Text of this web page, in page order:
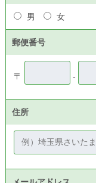
男 女
郵便番号
〒 -
住所